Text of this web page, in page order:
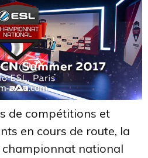
de compétitions et
en cours de route, la
national